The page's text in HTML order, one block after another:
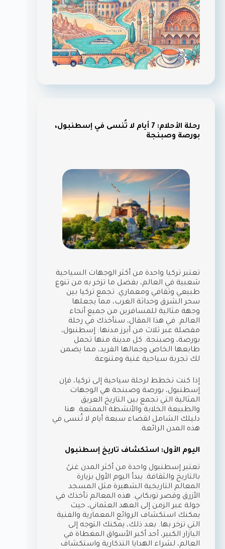
رحلة الأحلام: 7 أيام لا تُنسى في إسطنبول،
بورصة وصبنجة
تعتبر تركيا واحدة من أكثر الوجهات السياحية
شعبية في العالم، بفضل ما تزخر به من تنوع
طبيعي وثقافي ومعماري. تجمع تركيا بين
سحر الشرق وحداثة الغرب، مما يجعلها
وجهة مثالية للمسافرين من جميع أنحاء
العالم. في هذا المقال، سنأخذك في رحلة
مفصلة عبر ثلاث من أبرز مدنها: إسطنبول،
بورصة، وصبنجة. كل مدينة منها تحمل
طابعها الخاص وجمالها الفريد، مما يضمن
لك تجربة سياحية غنية ومتنوعة.
إذا كنت تخطط لرحلة سياحية إلى تركيا، فإن
إسطنبول، بورصة وصبنجة هي الوجهات
المثالية التي تجمع بين التاريخ العريق
والطبيعة الخلابة والأنشطة الممتعة. هنا
دليلك الشامل لقضاء سبعة أيام لا تُنسى في
هذه المدن الرائعة.
اليوم الأول: استكشاف تاريخ إسطنبول
تعتبر إسطنبول واحدة من أكثر المدن غنىً
بالتاريخ والثقافة. يبدأ اليوم الأول بزيارة
المعالم التاريخية الشهيرة مثل المسجد
الأزرق وقصر توبكابي. هذه المعالم تأخذك في
جولة عبر الزمن إلى العهد العثماني، حيث
يمكنك استكشاف الروائع المعمارية والفنية
التي تزخر بها. بعد ذلك، يمكنك التوجه إلى
البازار الكبير، أحد أكبر الأسواق المغطاة في
العالم، لشراء الهدايا التذكارية واستكشاف